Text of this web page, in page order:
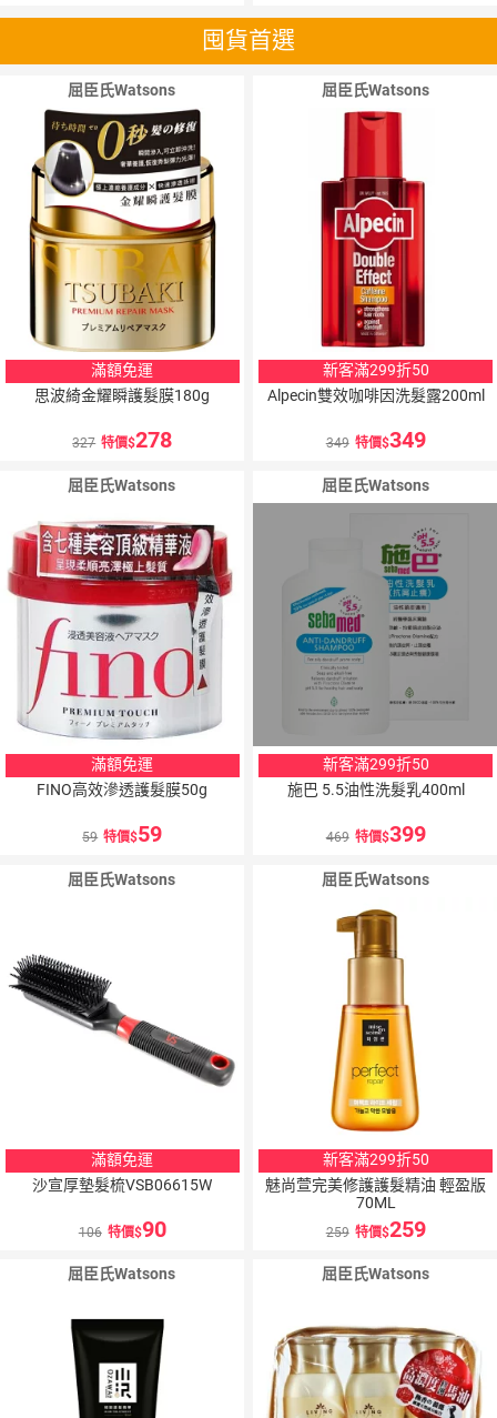
囤貨首選
屈臣氏Watsons
滿額免運
思波綺金耀瞬護髮膜180g
327 特價 278
屈臣氏Watsons
新客滿299折50
Alpecin雙效咖啡因洗髮露200ml
349 特價 349
屈臣氏Watsons
滿額免運
FINO高效滲透護髮膜50g
59 特價 59
屈臣氏Watsons
新客滿299折50
施巴 5.5油性洗髮乳400ml
469 特價 399
屈臣氏Watsons
滿額免運
沙宣厚墊髮梳VSB06615W
106 特價 90
屈臣氏Watsons
新客滿299折50
魅尚萱完美修護護髮精油 輕盈版
70ML
259 特價 259
屈臣氏Watsons 屈臣氏Watsons